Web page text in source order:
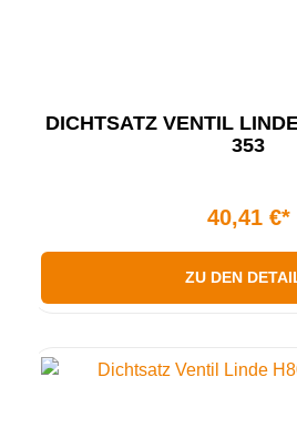
DICHTSATZ VENTIL
353
40,41 €*
ZU DEN